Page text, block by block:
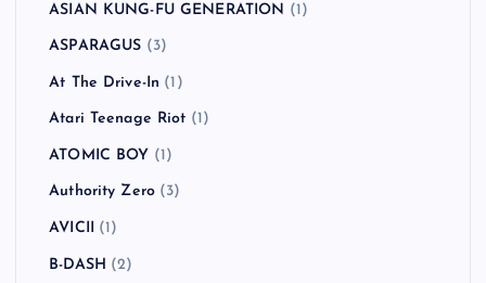
ASIAN KUNG-FU GENERATION (1)
ASPARAGUS (3)
At The Drive-In (1)
Atari Teenage Riot (1)
ATOMIC BOY (1)
Authority Zero (3)
AVICII (1)
B-DASH (2)